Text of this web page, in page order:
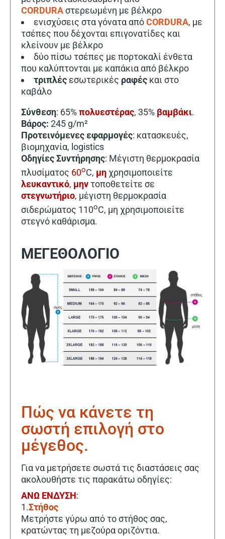
CORDURAστερεωμένη με βέλκρο
ενισχύσεις στα γόνατα απόCORDURA, με
τσέπες που δέχονται επιγονατίδες και
κλείνουν με βέλκρο
δύο πίσω τσέπες με πορτοκαλί ένθετα
που καλύπτονται με καπάκια από βέλκρο
τριπλές εσωτερικές ραφές και στο
καβάλο
Σύνθεση: 65%πολυεστέρας, 35% βαμβάκι.
Βάρος: 245 g/m²
Προτεινόμενες εφαρμογές: κατασκευές,
βιομηχανία, logistics
Οδηγίες Συντήρησης: Μέγιστη θερμοκρασία
πλυσίματος 60oC, μηχρησιμοποιείτε
λευκαντικό, μηντοποθετείτε σε
στεγνωτήριο, μέγιστη θερμοκρασία
σιδερώματος 110oC, μη χρησιμοποιείτε
στεγνό καθάρισμα.
ΜΕΓΕΘΟΛΟΓΙΟ
Πώς να κάνετε τη
σωστή επιλογή στο
μέγεθος.
Για να μετρήσετε σωστά τις διαστάσεις σας
ακολουθήστε τις παρακάτω οδηγίες:
ΑΝΩ ΕΝΔΥΣΗ:
1.Στήθος
Μετρήστε γύρω από το στήθος σας,
κρατώντας τη μεζούρα οριζόντια.